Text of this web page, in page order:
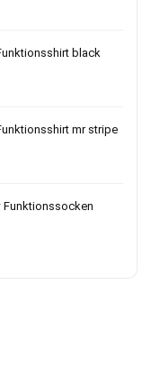
black
mr stripe
Funktionssocken